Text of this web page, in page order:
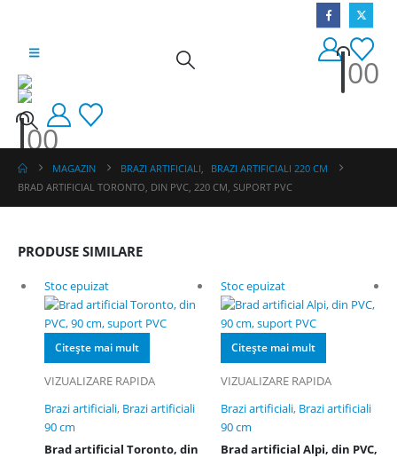
00
00
MAGAZIN BRAZI ARTIFICIALI
BRAZI ARTIFICIALI 220 CM
BRAD ARTIFICIAL TORONTO, DIN PVC, 220 CM, SUPORT PVC
PRODUSE SIMILARE
Stoc epuizat
Citește mai mult
VIZUALIZARE RAPIDA
Brazi artificiali, Brazi artificiali
90 cm
Brad artificial Toronto, din
Stoc epuizat
Citește mai mult
VIZUALIZARE RAPIDA
Brazi artificiali, Brazi artificiali
90 cm
Brad artificial Alpi, din PVC,